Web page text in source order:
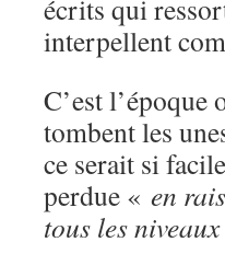
écrits qui
interpellent
C’est l’époque
tombent les
ce serait si
perdue « en
tous les